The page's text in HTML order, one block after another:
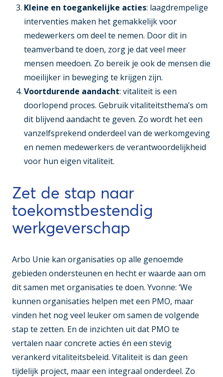
Kleine en toegankelijke acties: laagdrempelige
interventies maken het gemakkelijk voor
medewerkers om deel te nemen. Door dit in
teamverband te doen, zorg je dat veel meer
mensen meedoen. Zo bereik je ook de mensen die
moeilijker in beweging te krijgen zijn.
Voortdurende aandacht: vitaliteit is een
doorlopend proces. Gebruik vitaliteitsthema’s om
dit blijvend aandacht te geven. Zo wordt het een
vanzelfsprekend onderdeel van de werkomgeving
en nemen medewerkers de verantwoordelijkheid
voor hun eigen vitaliteit.
Zet de stap naar
toekomstbestendig
werkgeverschap
Arbo Unie kan organisaties op alle genoemde
gebieden ondersteunen en hecht er waarde aan om
dit samen met organisaties te doen. Yvonne: ‘We
kunnen organisaties helpen met een PMO, maar
vinden het nog veel leuker om samen de volgende
stap te zetten. En de inzichten uit dat PMO te
vertalen naar concrete acties én een stevig
verankerd vitaliteitsbeleid. Vitaliteit is dan geen
tijdelijk project, maar een integraal onderdeel. Zo